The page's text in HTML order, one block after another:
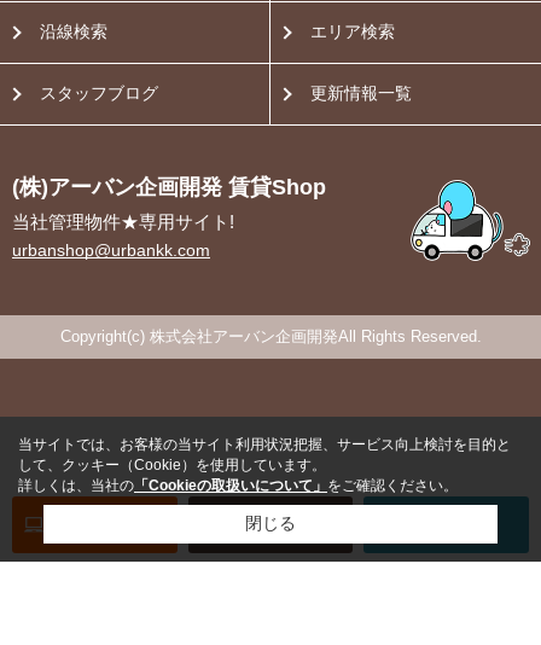
お問い合わせ
沿線検索 エリア検索
スタッフブログ 更新情報一覧
(株)アーバン企画開発 賃貸Shop
当社管理物件★専用サイト!
urbanshop@urbankk.com
Copyright(c) 株式会社アーバン企画開発All Rights Reserved.
当サイトでは、お客様の当サイト利用状況把握、サービス向上検討を目的と
して、クッキー（Cookie）を使用しています。
詳しくは、当社の 「Cookieの取扱いについて」 をご確認ください。
閉じる